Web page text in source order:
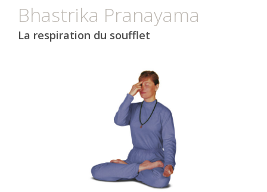
Bhastrika Pranayama
La respiration du soufflet